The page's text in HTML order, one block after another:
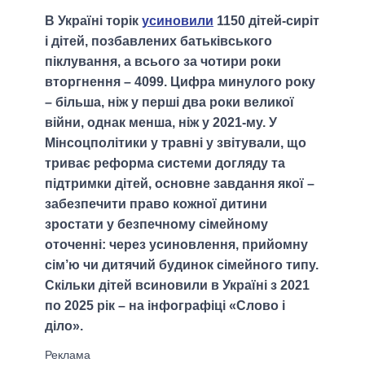
В Україні торік усиновили 1150 дітей-сиріт
і дітей, позбавлених батьківського
піклування, а всього за чотири роки
вторгнення – 4099. Цифра минулого року
– більша, ніж у перші два роки великої
війни, однак менша, ніж у 2021-му. У
Мінсоцполітики у травні у звітували, що
триває реформа системи догляду та
підтримки дітей, основне завдання якої –
забезпечити право кожної дитини
зростати у безпечному сімейному
оточенні: через усиновлення, прийомну
сім’ю чи дитячий будинок сімейного типу.
Скільки дітей всиновили в Україні з 2021
по 2025 рік – на інфографіці «Слово і
діло».